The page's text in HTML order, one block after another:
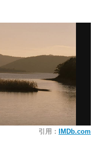
引用： IMDb.com